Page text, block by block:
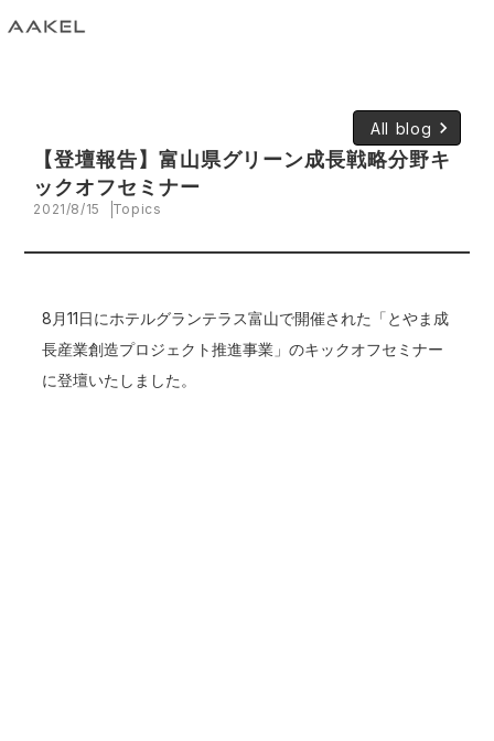
All blog keyboard_arrow_right
【登壇報告】富山県グリーン成長戦略分野キ
ックオフセミナー
2021/8/15 Topics
8月11日にホテルグランテラス富山で開催された 「とやま成
長産業創造プロジェクト推進事業」のキックオフセミナー
に登壇いたしました。